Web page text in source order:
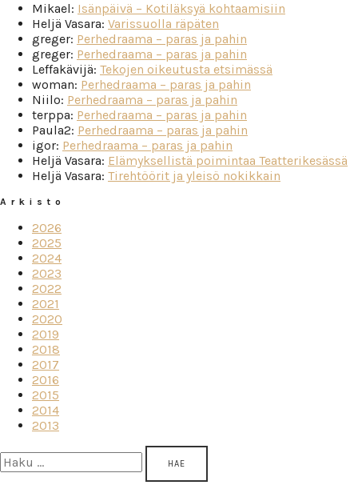
Mikael: Isänpäivä – Kotiläksyä kohtaamisiin
Heljä Vasara: Varissuolla räpäten
greger: Perhedraama – paras ja pahin
greger: Perhedraama – paras ja pahin
Leffakävijä: Tekojen oikeutusta etsimässä
woman: Perhedraama – paras ja pahin
Niilo: Perhedraama – paras ja pahin
terppa: Perhedraama – paras ja pahin
Paula2: Perhedraama – paras ja pahin
igor: Perhedraama – paras ja pahin
Heljä Vasara: Elämyksellistä poimintaa Teatterikesässä
Heljä Vasara: Tirehtöörit ja yleisö nokikkain
Arkisto
2026
2025
2024
2023
2022
2021
2020
2019
2018
2017
2016
2015
2014
2013
Haku: